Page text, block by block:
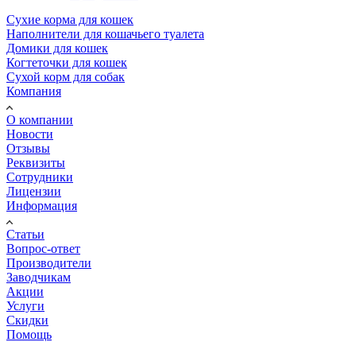
Сухие корма для кошек
Наполнители для кошачьего туалета
Домики для кошек
Когтеточки для кошек
Сухой корм для собак
Компания
О компании
Новости
Отзывы
Реквизиты
Сотрудники
Лицензии
Информация
Статьи
Вопрос-ответ
Производители
Заводчикам
Акции
Услуги
Скидки
Помощь